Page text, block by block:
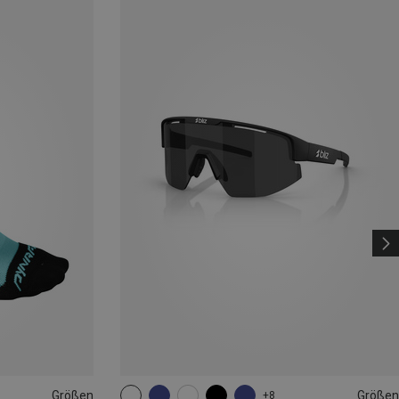
Größen +8 Größen